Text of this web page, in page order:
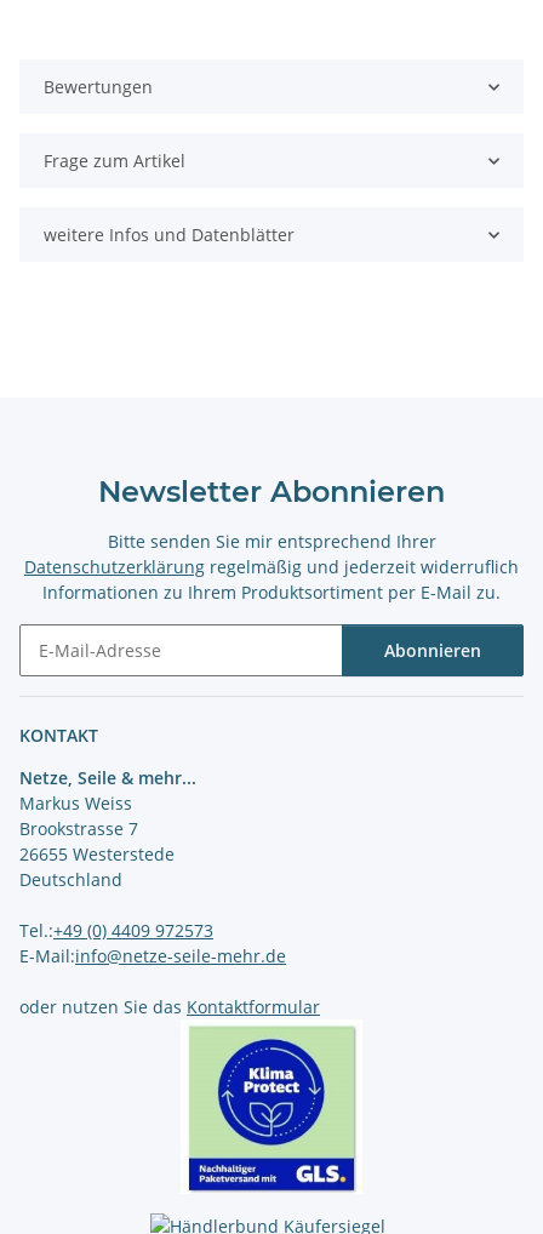
Bewertungen
Frage zum Artikel
weitere Infos und Datenblätter
Newsletter Abonnieren
Bitte senden Sie mir entsprechend Ihrer
Datenschutzerklärung regelmäßig und jederzeit widerruflich
Informationen zu Ihrem Produktsortiment per E-Mail zu.
Abonnieren
KONTAKT
Netze, Seile & mehr...
Markus Weiss
Brookstrasse 7
26655 Westerstede
Deutschland
Tel.:+49 (0) 4409 972573
E-Mail:info@netze-seile-mehr.de
oder nutzen Sie das Kontaktformular